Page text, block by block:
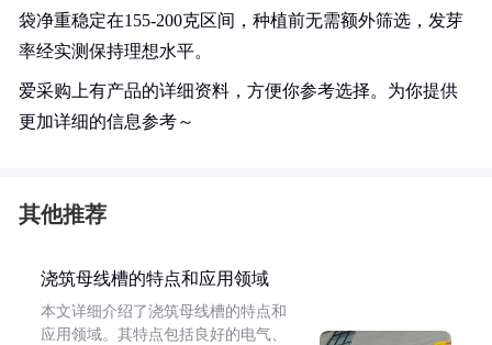
袋净重稳定在155-200克区间，种植前无需额外筛选，发芽
率经实测保持理想水平。
爱采购上有产品的详细资料，方便你参考选择。为你提供
更加详细的信息参考～
其他推荐
浇筑母线槽的特点和应用领域
本文详细介绍了浇筑母线槽的特点和
应用领域。其特点包括良好的电气、